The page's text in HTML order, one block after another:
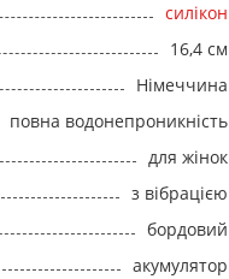
силікон
16,4 см
Німеччина
повна водонепроникність
для жінок
з вібрацією
бордовий
акумулятор